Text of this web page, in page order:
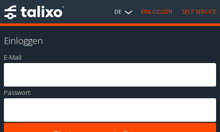
DE EINLOGGEN SELF SERVICE
Einloggen
E-Mail:
Passwort: